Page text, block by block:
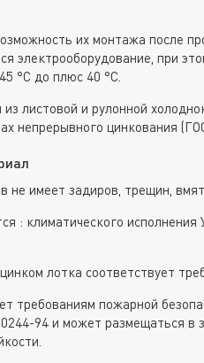
их монтажа после
электрооборудование, при
°С до плюс 40 °С.
листовой и рулонной
непрерывного цинкования
не имеет задиров, трещин,
: климатического
лотка соответствует
требованиям пожарной
94 и может размещаться